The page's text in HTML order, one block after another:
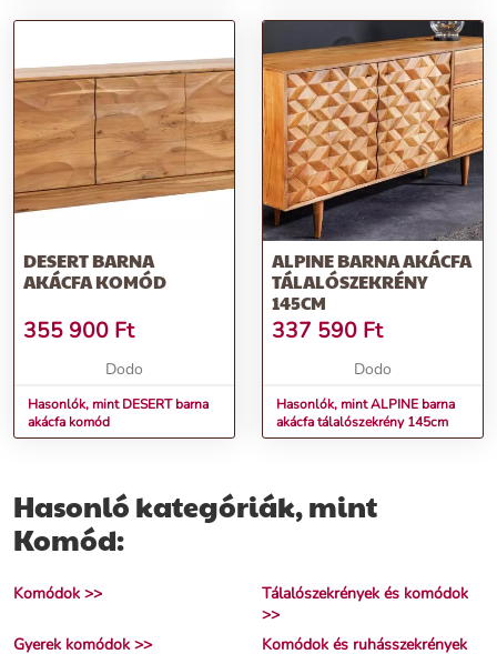
DESERT BARNA
AKÁCFA KOMÓD
355 900 Ft
Dodo
Hasonlók, mint DESERT barna
akácfa komód
ALPINE BARNA AKÁCFA
TÁLALÓSZEKRÉNY
145CM
337 590 Ft
Dodo
Hasonlók, mint ALPINE barna
akácfa tálalószekrény 145cm
Hasonló kategóriák, mint
Komód:
Komódok >>
Tálalószekrények és komódok
>>
Gyerek komódok >>
Komódok és ruhásszekrények